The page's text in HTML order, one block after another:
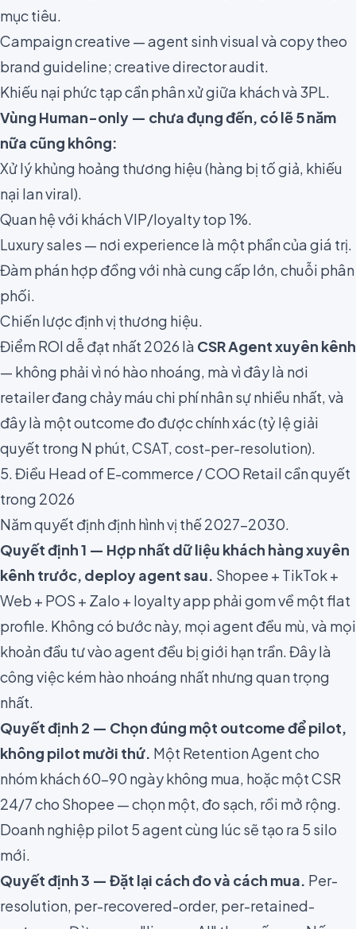
mục tiêu.
Campaign creative — agent sinh visual và copy theo
brand guideline; creative director audit.
Khiếu nại phức tạp cần phân xử giữa khách và 3PL.
Vùng Human-only — chưa đụng đến, có lẽ 5 năm
nữa cũng không:
Xử lý khủng hoảng thương hiệu (hàng bị tố giả, khiếu
nại lan viral).
Quan hệ với khách VIP/loyalty top 1%.
Luxury sales — nơi experience là một phần của giá trị.
Đàm phán hợp đồng với nhà cung cấp lớn, chuỗi phân
phối.
Chiến lược định vị thương hiệu.
Điểm ROI dễ đạt nhất 2026 là CSR Agent xuyên kênh
— không phải vì nó hào nhoáng, mà vì đây là nơi
retailer đang chảy máu chi phí nhân sự nhiều nhất, và
đây là một outcome đo được chính xác (tỷ lệ giải
quyết trong N phút, CSAT, cost-per-resolution).
5. Điều Head of E-commerce / COO Retail cần quyết
trong 2026
Năm quyết định định hình vị thế 2027–2030.
Quyết định 1 — Hợp nhất dữ liệu khách hàng xuyên
kênh trước, deploy agent sau. Shopee + TikTok +
Web + POS + Zalo + loyalty app phải gom về một flat
profile. Không có bước này, mọi agent đều mù, và mọi
khoản đầu tư vào agent đều bị giới hạn trần. Đây là
công việc kém hào nhoáng nhất nhưng quan trọng
nhất.
Quyết định 2 — Chọn đúng một outcome để pilot,
không pilot mười thứ. Một Retention Agent cho
nhóm khách 60–90 ngày không mua, hoặc một CSR
24/7 cho Shopee — chọn một, đo sạch, rồi mở rộng.
Doanh nghiệp pilot 5 agent cùng lúc sẽ tạo ra 5 silo
mới.
Quyết định 3 — Đặt lại cách đo và cách mua. Per-
resolution, per-recovered-order, per-retained-